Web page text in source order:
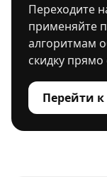
Переходите
применяйте
алгоритмам
скидку прямо
Перейти